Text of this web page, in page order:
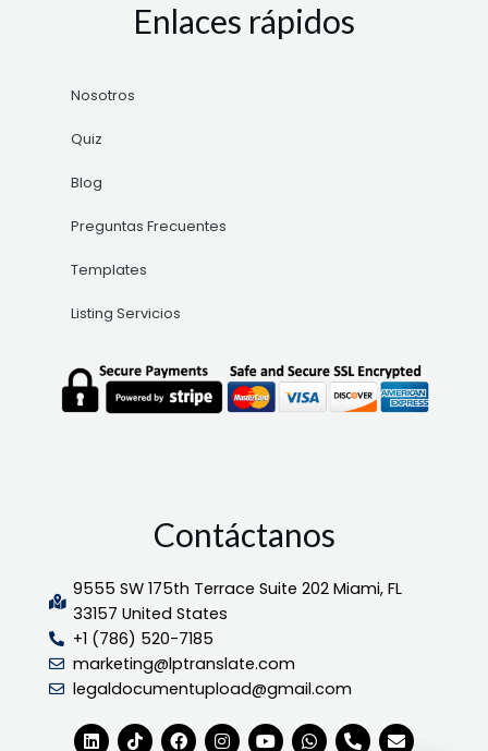
Enlaces rápidos
Nosotros
Quiz
Blog
Preguntas Frecuentes
Templates
Listing Servicios
Contáctanos
9555 SW 175th Terrace Suite 202 Miami, FL
33157 United States
+1 (786) 520-7185
marketing@lptranslate.com
legaldocumentupload@gmail.com
L
T
F
I
Y
W
P
E